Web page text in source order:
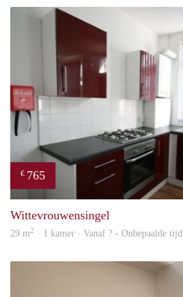
€ 765
Wittevrouwensingel
29 m2 · 1 kamer · Vanaf ? - Onbepaalde tijd